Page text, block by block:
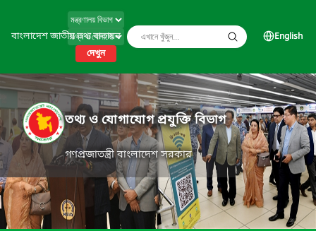
বাংলাদেশ জাতীয় তথ্য বাতায়ন
দেখুন
English
তথ্য ও যোগাযোগ প্রযুক্তি বিভাগ
গণপ্রজাতন্ত্রী বাংলাদেশ সরকার